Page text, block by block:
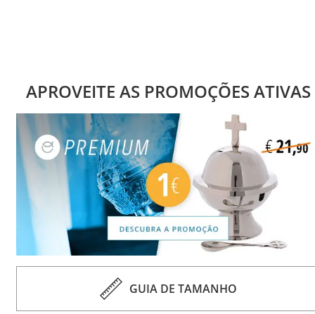
APROVEITE AS PROMOÇÕES ATIVAS
GUIA DE TAMANHO